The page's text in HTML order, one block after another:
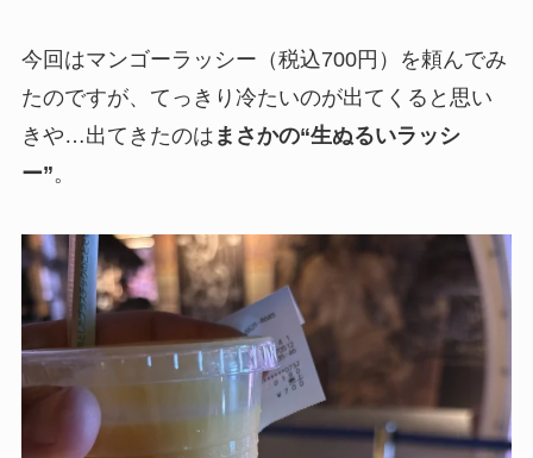
今回はマンゴーラッシー（税込700円）を頼んでみ
たのですが、てっきり冷たいのが出てくると思い
きや…出てきたのは まさかの“生ぬるいラッシ
ー”。